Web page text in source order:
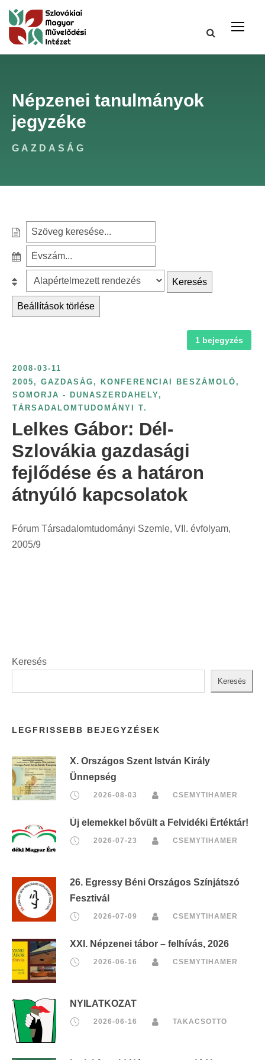
Népzenei tanulmányok
jegyzéke
GAZDASÁG
e
c
h
:
z
é
v
s
z
á
m
s
z
e
r
n
t
e
s
l
á
s
Keresés
Beállítások törlése
1 bejegyzés
2008-03-11
2005 , GAZDASÁG , KONFERENCIAI BESZÁMOLÓ ,
SOMORJA - DUNASZERDAHELY,
TÁRSADALOMTUDOMÁNYI T.
Lelkes Gábor: Dél-
Szlovákia gazdasági
fejlődése és a határon
átnyúló kapcsolatok
Fórum Társadalomtudományi Szemle, VII. évfolyam,
2005/9
Keresés
Keresés
LEGFRISSEBB BEJEGYZÉSEK
X. Országos Szent István Király
Ünnepség
2026-08-03 CSEMYTIHAMER
Új elemekkel bővült a Felvidéki Értéktár!
2026-07-23 CSEMYTIHAMER
26. Egressy Béni Országos Színjátszó
Fesztivál
2026-07-09 CSEMYTIHAMER
XXI. Népzenei tábor – felhívás, 2026
2026-06-16 CSEMYTIHAMER
NYILATKOZAT
2026-06-16 TAKACSOTTO